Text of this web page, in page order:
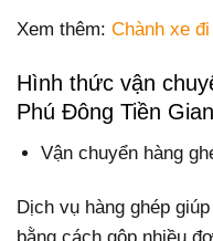
Xem thêm: Chành xe
Hình thức vận
Phú Đông Tiền
Vận chuyển hàng
Dịch vụ hàng ghép
bằng cách gộp nhiều